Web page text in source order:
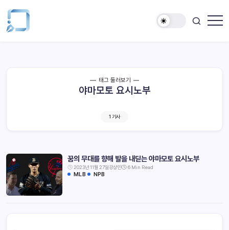
태그 둘러보기
야마모토 요시노부
1 기사
꿈의 무대를 향해 발을 내딛는 야마모토 요시노부
2023년 11월 27일강상민 6 Min Read
MLB NPB